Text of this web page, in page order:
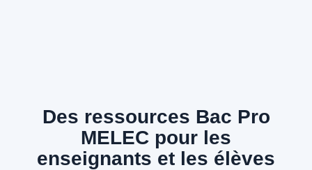
Des ressources Bac Pro
MELEC pour les
enseignants et les élèves